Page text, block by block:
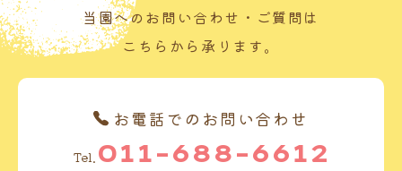
当園へのお問い合わせ・ご質問は
こちらから承ります。
お電話でのお問い合わせ
Tel. 011-688-6612